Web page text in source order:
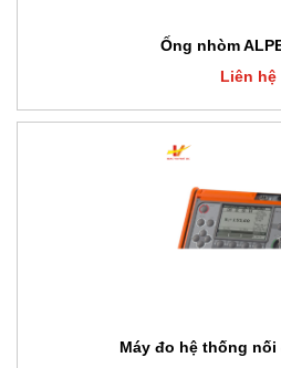
Ống nhòm
Liên hệ
Máy đo hệ thống